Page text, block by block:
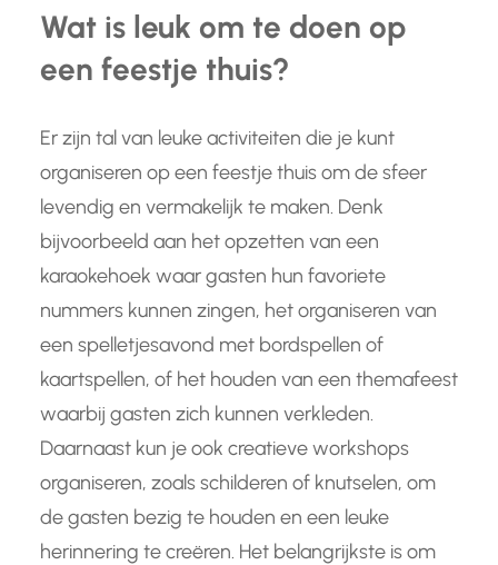
Wat is leuk om te doen op
een feestje thuis?
Er zijn tal van leuke activiteiten die je kunt
organiseren op een feestje thuis om de sfeer
levendig en vermakelijk te maken. Denk
bijvoorbeeld aan het opzetten van een
karaokehoek waar gasten hun favoriete
nummers kunnen zingen, het organiseren van
een spelletjesavond met bordspellen of
kaartspellen, of het houden van een themafeest
waarbij gasten zich kunnen verkleden.
Daarnaast kun je ook creatieve workshops
organiseren, zoals schilderen of knutselen, om
de gasten bezig te houden en een leuke
herinnering te creëren. Het belangrijkste is om